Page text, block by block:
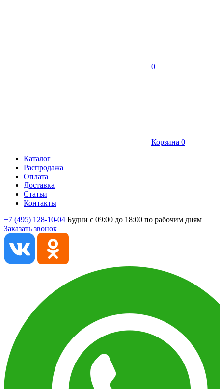
0
Корзина 0
Каталог
Распродажа
Оплата
Доставка
Статьи
Контакты
+7 (495) 128-10-04 Будни с 09:00 до 18:00 по рабочим дням
Заказать звонок